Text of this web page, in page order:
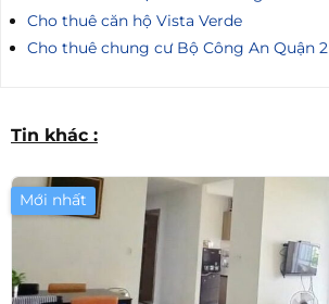
Cho thuê căn hộ Vista Verde
Cho thuê chung cư Bộ Công An Quận 2
Tin khác :
Mới nhất Giá Tốt